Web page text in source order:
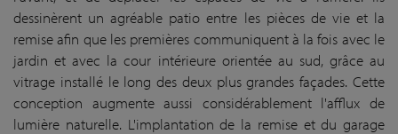
dessinèrent un agréable patio entre les pièces de vie et la
remise afin que les premières communiquent à la fois avec le
jardin et avec la cour intérieure orientée au sud, grâce au
vitrage installé le long des deux plus grandes façades. Cette
conception augmente aussi considérablement l'afflux de
lumière naturelle. L'implantation de la remise et du garage